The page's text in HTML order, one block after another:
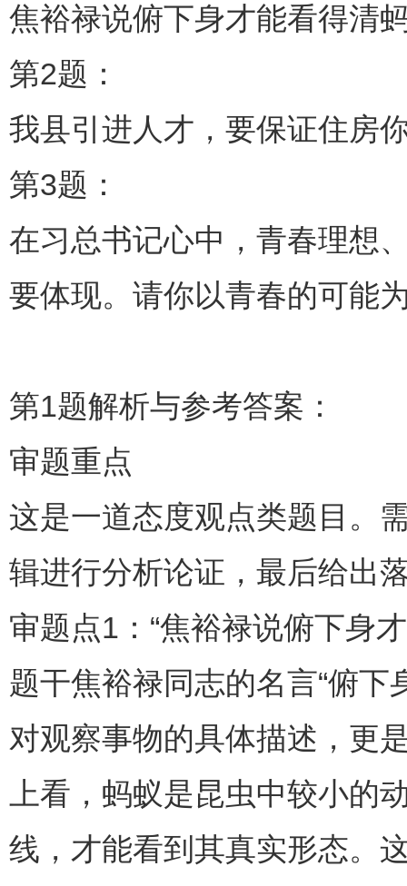
焦裕禄说俯下身才能看得清
第2题：
我县引进人才，要保证住房
第3题：
在习总书记心中，青春理想
要体现。请你以青春的可能
第1题解析与参考答案：
审题重点
这是一道态度观点类题目。
辑进行分析论证，最后给出
审题点1：“焦裕禄说俯下身
题干焦裕禄同志的名言“俯
对观察事物的具体描述，更
上看，蚂蚁是昆虫中较小的
线，才能看到其真实形态。